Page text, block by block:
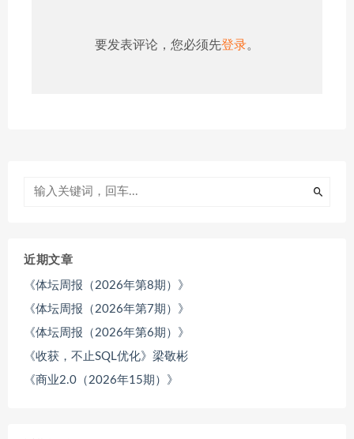
要发表评论，您必须先登录。
近期文章
《体坛周报（2026年第8期）》
《体坛周报（2026年第7期）》
《体坛周报（2026年第6期）》
《收获，不止SQL优化》梁敬彬
《商业2.0（2026年15期）》